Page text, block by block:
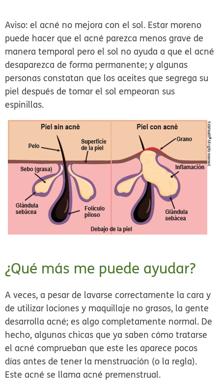
Aviso: el acné no mejora con el sol. Estar moreno
puede hacer que el acné parezca menos grave de
manera temporal pero el sol no ayuda a que el acné
desaparezca de forma permanente; y algunas
personas constatan que los aceites que segrega su
piel después de tomar el sol empeoran sus
espinillas.
¿Qué más me puede ayudar?
A veces, a pesar de lavarse correctamente la cara y
de utilizar lociones y maquillaje no grasos, la gente
desarrolla acné; es algo completamente normal. De
hecho, algunas chicas que ya saben cómo tratarse
el acné comprueban que este les aparece pocos
días antes de tener la menstruación (o la regla).
Este acné se llama acné premenstrual.